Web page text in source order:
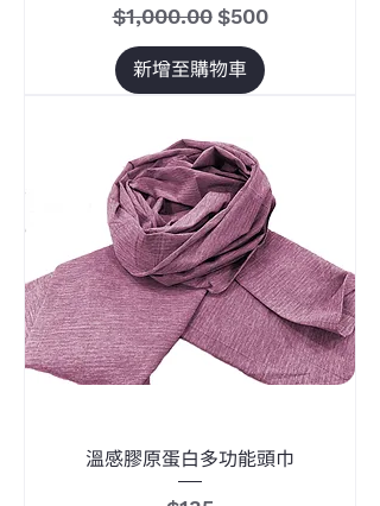
一般價格
$1,000.00 促銷價格
$500
新增至購物車
溫感膠原蛋白多功能頭巾